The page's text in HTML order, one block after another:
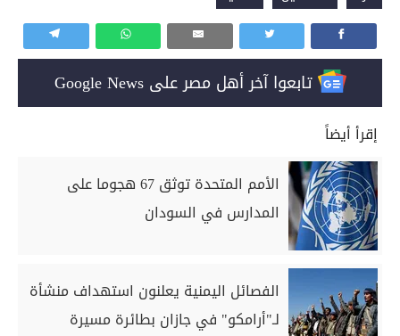
تابعوا آخر أهل مصر على Google News
إقرأ أيضاً
الأمم المتحدة توثق 67 هجوما على
المدارس في السودان
الفصائل اليمنية يعلنون استهداف منشأة
لـ"أرامكو" في جازان بطائرة مسيرة